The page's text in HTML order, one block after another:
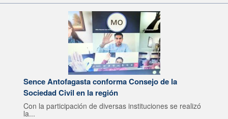
Sence Antofagasta conforma Consejo de la
Sociedad Civil en la región
Con la participación de diversas instituciones se realizó
la...